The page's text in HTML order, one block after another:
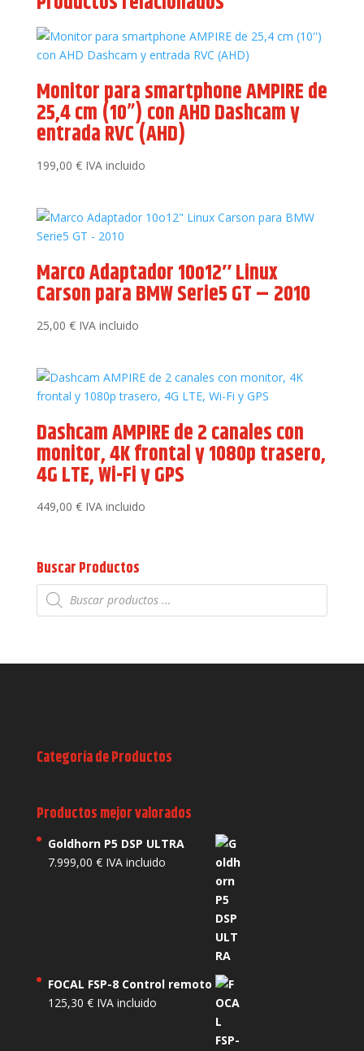
Monitor para smartphone AMPIRE de
25,4 cm (10”) con AHD Dashcam y
entrada RVC (AHD)
199,00 € IVA incluido
Marco Adaptador 10o12″ Linux
Carson para BMW Serie5 GT – 2010
25,00 € IVA incluido
Dashcam AMPIRE de 2 canales con
monitor, 4K frontal y 1080p trasero,
4G LTE, Wi-Fi y GPS
449,00 € IVA incluido
Buscar Productos
Búsqueda
de
productos
Categoría de Productos
Productos mejor valorados
Goldhorn P5 DSP ULTRA
7.999,00 € IVA incluido
FOCAL FSP-8 Control remoto
125,30 € IVA incluido